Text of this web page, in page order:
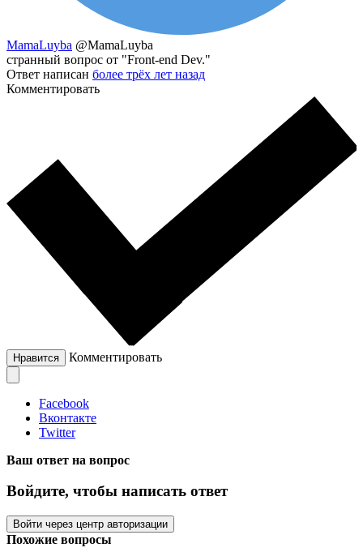
MamaLuyba @MamaLuyba
странный вопрос от "Front-end Dev."
Ответ написан более трёх лет назад
Комментировать
Нравится Комментировать
Facebook
Вконтакте
Twitter
Ваш ответ на вопрос
Войдите, чтобы написать ответ
Войти через центр авторизации
Похожие вопросы